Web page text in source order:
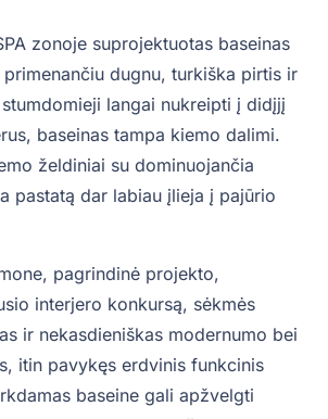
zonoje suprojektuotas baseinas
primenančiu dugnu, turkiška pirtis ir
langai nukreipti į didįjį
baseinas tampa kiemo dalimi.
želdiniai su dominuojančia
pastatą dar labiau įlieja į pajūrio
pagrindinė projekto,
interjero konkursą, sėkmės
ir nekasdieniškas modernumo bei
itin pavykęs erdvinis funkcinis
baseine gali apžvelgti